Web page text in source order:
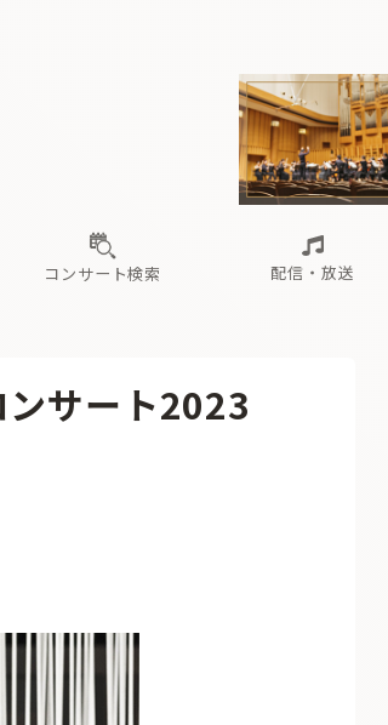
屋から 海の向こうの音楽家
ストラコンサート
過去の特集
コンサート検索 配信・放送
料ライブ配信スケジュール
は ま
海の向こうの音楽家 Aからの眺望
過去の特集
サート2023